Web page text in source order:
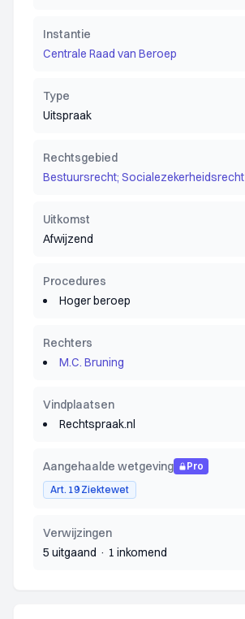
Instantie
Centrale Raad van Beroep
Type
Uitspraak
Rechtsgebied
Bestuursrecht; Socialezekerheidsrecht
Uitkomst
Afwijzend
Procedures
Hoger beroep
Rechters
M.C. Bruning
Vindplaatsen
Rechtspraak.nl
Aangehaalde wetgeving
Pro
Art. 19 Ziektewet
Verwijzingen
5 uitgaand · 1 inkomend